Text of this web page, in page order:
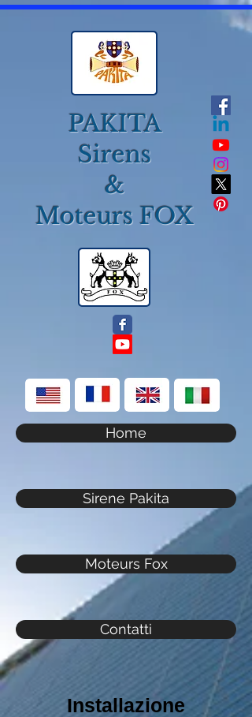
PAKITA
Sirens
&
Moteurs FOX
Home
Sirene Pakita
Moteurs Fox
Contatti
Installazione